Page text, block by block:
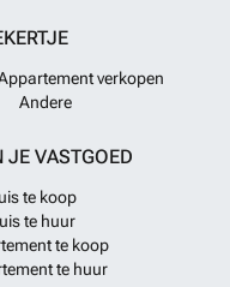
verkopen
Andere
JE VASTGOED
te koop
te huur
te koop
te huur